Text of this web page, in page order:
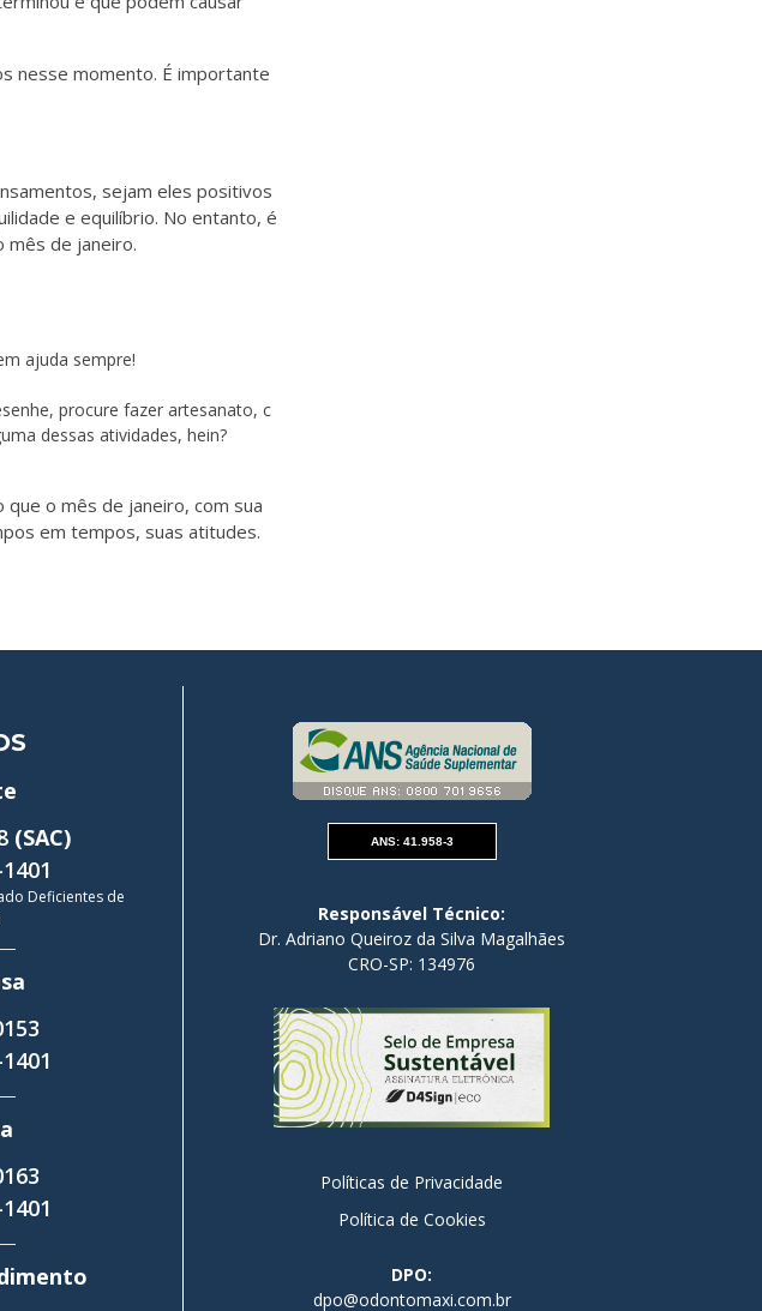
nesse momento. É importante
sejam eles positivos
e equilíbrio. No entanto, é
mês de janeiro.
ajuda sempre!
procure fazer artesanato, c
dessas atividades, hein?
que o mês de janeiro, com sua
em tempos, suas atitudes.
(SAC)
Deficientes de
ANS: 41.958-3
Responsável Técnico:
Dr. Adriano Queiroz da Silva Magalhães
CRO-SP: 134976
Políticas de Privacidade
Política de Cookies
DPO:
dpo@odontomaxi.com.br